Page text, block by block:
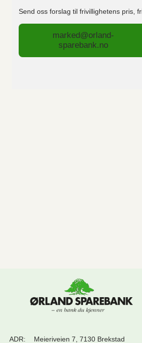
Send oss forslag til frivillighetens pris,
marked@orland-
sparebank.no
ADR: Meieriveien 7, 7130 Brekstad